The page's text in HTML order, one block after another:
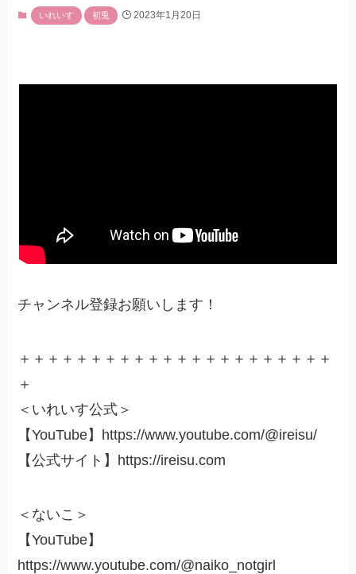
いれいす 初兎 2023年1月20日
チャンネル登録お願いします！
＋＋＋＋＋＋＋＋＋＋＋＋＋＋＋＋＋＋＋＋＋＋
＋
＜いれいす公式＞
【YouTube】https://www.youtube.com/@ireisu/
【公式サイト】https://ireisu.com
＜ないこ＞
【YouTube】
https://www.youtube.com/@naiko_notgirl